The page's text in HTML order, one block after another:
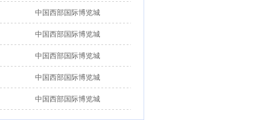
中国西部国际博览城
中国西部国际博览城
中国西部国际博览城
中国西部国际博览城
中国西部国际博览城